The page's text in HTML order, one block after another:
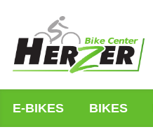
E-BIKES BIKES